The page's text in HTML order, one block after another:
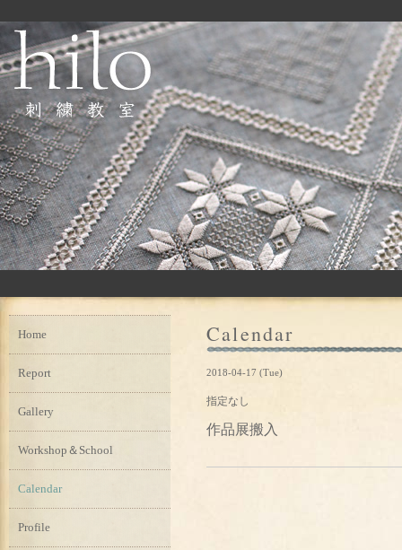
Calendar
2018-04-17 (Tue)
指定なし
作品展搬入
Home
Report
Gallery
Workshop＆School
Calendar
Profile